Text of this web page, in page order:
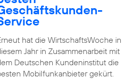
hat die WirtschaftsWoche in
Jahr in Zusammenarbeit mit
Deutschen Kundeninstitut die
Mobilfunkanbieter gekürt.